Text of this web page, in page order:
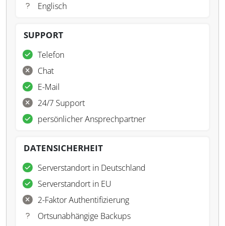
Englisch
SUPPORT
Telefon
Chat
E-Mail
24/7 Support
persönlicher Ansprechpartner
DATENSICHERHEIT
Serverstandort in Deutschland
Serverstandort in EU
2-Faktor Authentifizierung
Ortsunabhängige Backups